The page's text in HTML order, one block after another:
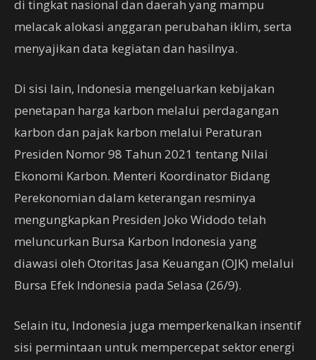
di tingkat nasional dan daerah yang mampu
melacak alokasi anggaran perubahan iklim, serta
menyajikan data kegiatan dan hasilnya.
Di sisi lain, Indonesia mengeluarkan kebijakan
penetapan harga karbon melalui perdagangan
karbon dan pajak karbon melalui Peraturan
Presiden Nomor 98 Tahun 2021 tentang Nilai
Ekonomi Karbon. Menteri Koordinator Bidang
Perekonomian dalam keterangan resminya
mengungkapkan Presiden Joko Widodo telah
meluncurkan Bursa Karbon Indonesia yang
diawasi oleh Otoritas Jasa Keuangan (OJK) melalui
Bursa Efek Indonesia pada Selasa (26/9).
Selain itu, Indonesia juga memperkenalkan insentif
sisi permintaan untuk mempercepat sektor energi